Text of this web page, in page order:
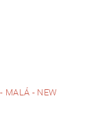
MALÁ - NEW